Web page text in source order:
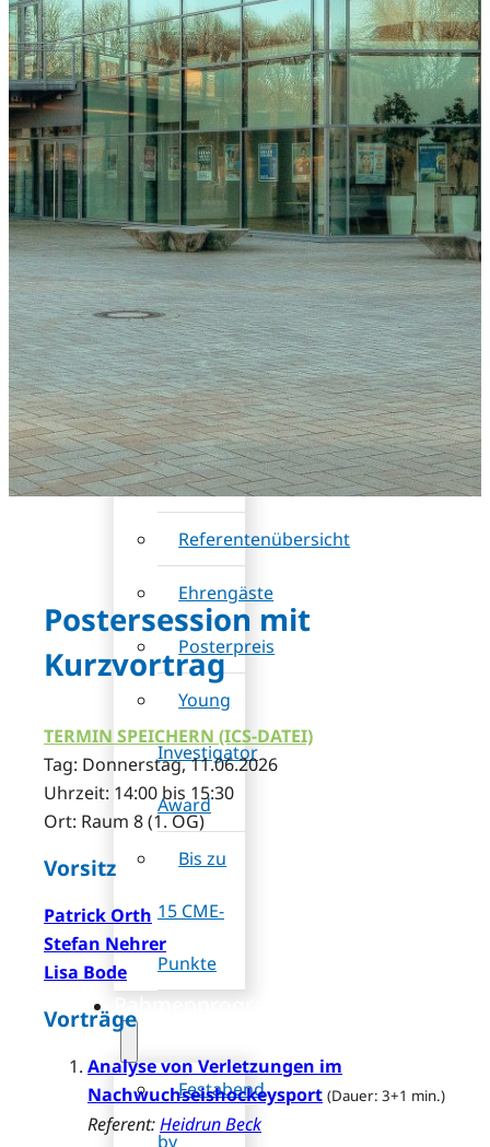
Hotels
Anreise
mit der
DB
(Rabatt)
Wissenschaftliches
Programm
Sessions
und
Workshops
Referentenübersicht
Ehrengäste
Posterpreis
Young
Investigator
Award
Bis zu
15 CME-
Punkte
Rahmenprogramm
Festabend
by
Postersession mit
Kurzvortrag
TERMIN SPEICHERN (ICS-DATEI)
Tag: Donnerstag, 11.06.2026
Uhrzeit: 14:00 bis 15:30
Ort: Raum 8 (1. OG)
Vorsitz
Patrick Orth
Stefan Nehrer
Lisa Bode
Vorträge
Analyse von Verletzungen im
Nachwuchseishockeysport (Dauer: 3+1 min.)
Referent:Heidrun Beck